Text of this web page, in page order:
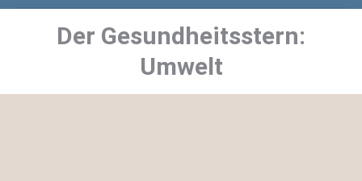
Der Gesundheitsstern:
Umwelt